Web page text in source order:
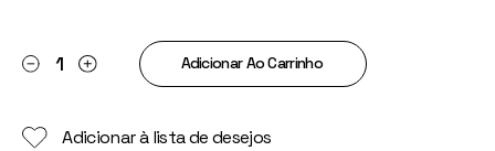
Pato M quantity Adicionar Ao Carrinho
Adicionar à lista de desejos